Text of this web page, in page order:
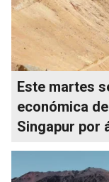
Este martes
económica
Singapur por